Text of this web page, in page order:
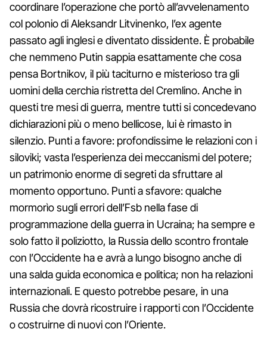
coordinare l’operazione che portò all’avvelenamento
col polonio di Aleksandr Litvinenko, l’ex agente
passato agli inglesi e diventato dissidente. È probabile
che nemmeno Putin sappia esattamente che cosa
pensa Bortnikov, il più taciturno e misterioso tra gli
uomini della cerchia ristretta del Cremlino. Anche in
questi tre mesi di guerra, mentre tutti si concedevano
dichiarazioni più o meno bellicose, lui è rimasto in
silenzio. Punti a favore: profondissime le relazioni con i
siloviki; vasta l’esperienza dei meccanismi del potere;
un patrimonio enorme di segreti da sfruttare al
momento opportuno. Punti a sfavore: qualche
mormorìo sugli errori dell’Fsb nella fase di
programmazione della guerra in Ucraina; ha sempre e
solo fatto il poliziotto, la Russia dello scontro frontale
con l’Occidente ha e avrà a lungo bisogno anche di
una salda guida economica e politica; non ha relazioni
internazionali. E questo potrebbe pesare, in una
Russia che dovrà ricostruire i rapporti con l’Occidente
o costruirne di nuovi con l’Oriente.